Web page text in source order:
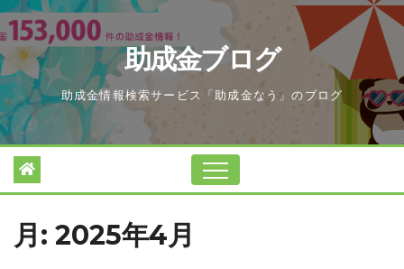
Skip
to
content
助成金ブログ
助成金情報検索サービス「助成金なう」のブログ
月: 2025年4月